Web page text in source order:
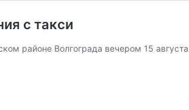
с такси
районе Волгограда вечером 15